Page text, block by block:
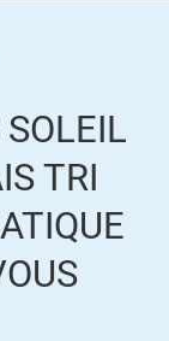
TRI